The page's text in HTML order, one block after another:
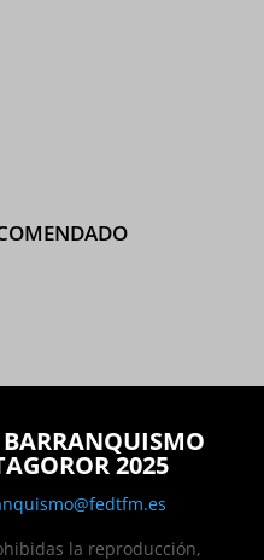
BARRANQUISMO
2025
la reproducción,